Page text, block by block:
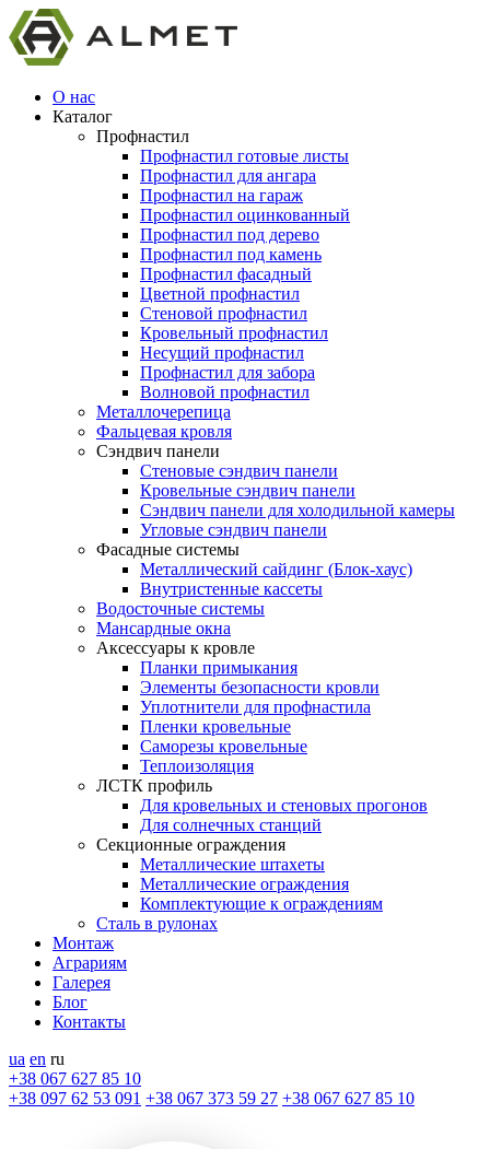
О нас
Каталог
Профнастил
Профнастил готовые листы
Профнастил для ангара
Профнастил на гараж
Профнастил оцинкованный
Профнастил под дерево
Профнастил под камень
Профнастил фасадный
Цветной профнастил
Стеновой профнастил
Кровельный профнастил
Несущий профнастил
Профнастил для забора
Волновой профнастил
Металлочерепица
Фальцевая кровля
Сэндвич панели
Стеновые сэндвич панели
Кровельные сэндвич панели
Сэндвич панели для холодильной камеры
Угловые сэндвич панели
Фасадные системы
Металлический сайдинг (Блок-хаус)
Внутристенные кассеты
Водосточные системы
Мансардные окна
Аксессуары к кровле
Планки примыкания
Элементы безопасности кровли
Уплотнители для профнастила
Пленки кровельные
Саморезы кровельные
Теплоизоляция
ЛСТК профиль
Для кровельных и стеновых прогонов
Для солнечных станций
Секционные ограждения
Металлические штахеты
Металлические ограждения
Комплектующие к ограждениям
Сталь в рулонах
Монтаж
Аграриям
Галерея
Блог
Контакты
ua en ru
+38 067 627 85 10
+38 097 62 53 091 +38 067 373 59 27 +38 067 627 85 10